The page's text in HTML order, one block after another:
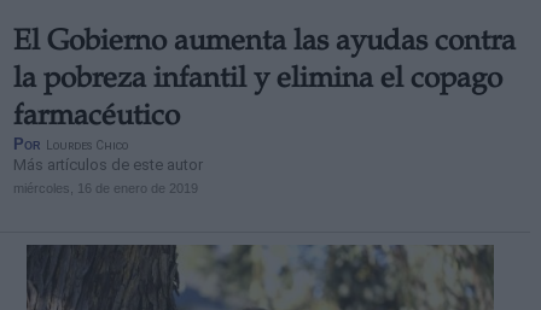
El Gobierno aumenta las ayudas contra
la pobreza infantil y elimina el copago
farmacéutico
Por Lourdes Chico
Más artículos de este autor
miércoles, 16 de enero de 2019